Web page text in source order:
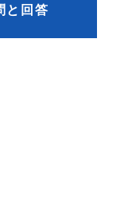
と回答